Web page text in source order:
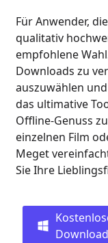
Für Anwender,
qualitativ
empfohlene
Downloads zu
auszuwählen
das ultimative
Offline-Genuss
einzelnen Film
Meget
Sie Ihre
Download